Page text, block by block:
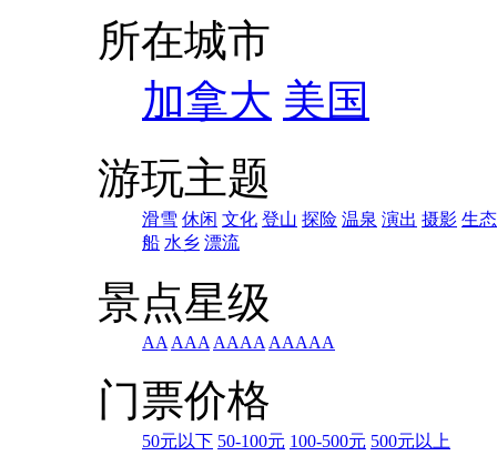
所在城市
加拿大 美国
游玩主题
滑雪 休闲 文化 登山 探险 温泉 演出 摄影 生
船 水乡 漂流
景点星级
AA AAA AAAA AAAAA
门票价格
50元以下 50-100元 100-500元 500元以上